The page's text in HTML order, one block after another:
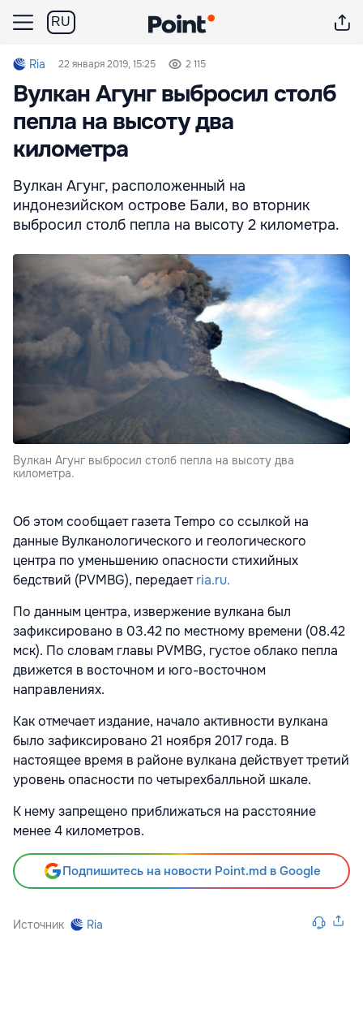
RU
Ria 22 января 2019, 15:25 2 115
Вулкан Агунг выбросил столб
пепла на высоту два
километра
Вулкан Агунг, расположенный на
индонезийском острове Бали, во вторник
выбросил столб пепла на высоту 2 километра.
Вулкан Агунг выбросил столб пепла на высоту два
километра.
Об этом сообщает газета Tempo со ссылкой на
данные Вулканологического и геологического
центра по уменьшению опасности стихийных
бедствий (PVMBG), передаетria.ru.
По данным центра, извержение вулкана был
зафиксировано в 03.42 по местному времени (08.42
мск). По словам главы PVMBG, густое облако пепла
движется в восточном и юго-восточном
направлениях.
Как отмечает издание, начало активности вулкана
было зафиксировано 21 ноября 2017 года. В
настоящее время в районе вулкана действует третий
уровень опасности по четырехбалльной шкале.
К нему запрещено приближаться на расстояние
менее 4 километров.
Подпишитесь на новости Point.md в Google
Источник Ria